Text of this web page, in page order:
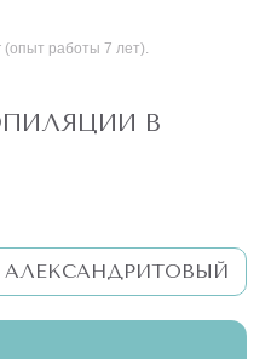
(опыт работы 7 лет).
В
АЛЕКСАНДРИТОВЫЙ